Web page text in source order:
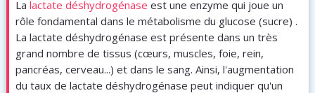
La lactate déshydrogénase est une enzyme qui joue un
rôle fondamental dans le métabolisme du glucose (sucre) .
La lactate déshydrogénase est présente dans un très
grand nombre de tissus (cœurs, muscles, foie, rein,
pancréas, cerveau...) et dans le sang. Ainsi, l'augmentation
du taux de lactate déshydrogénase peut indiquer qu'un